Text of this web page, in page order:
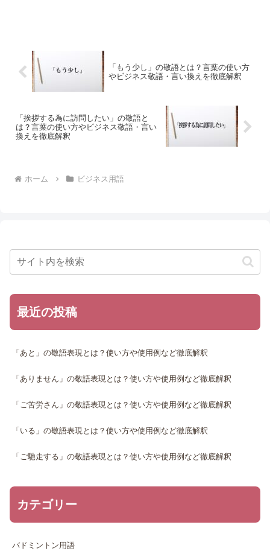
「もう少し」の敬語とは？言葉の使い方
やビジネス敬語・言い換えを徹底解釈
「挨拶する為に訪問したい」の敬語と
は？言葉の使い方やビジネス敬語・言い
換えを徹底解釈
ホーム ビジネス用語
最近の投稿
「あと」の敬語表現とは？使い方や使用例など徹底解釈
「ありません」の敬語表現とは？使い方や使用例など徹底解釈
「ご苦労さん」の敬語表現とは？使い方や使用例など徹底解釈
「いる」の敬語表現とは？使い方や使用例など徹底解釈
「ご馳走する」の敬語表現とは？使い方や使用例など徹底解釈
カテゴリー
バドミントン用語